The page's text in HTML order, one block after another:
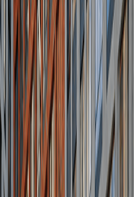
о ЖК
– это новый
бизнес-класса,
из активных районов
близости от
центра «Москва-Сити».
круглосуточный
решит любые задачи